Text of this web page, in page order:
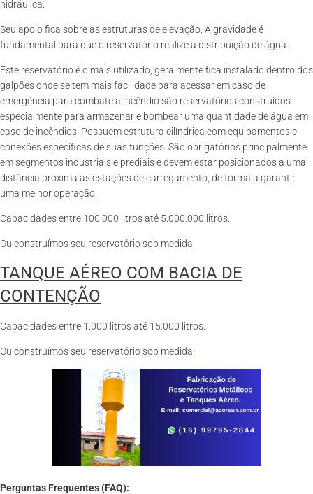
hidráulica.
Seu apoio fica sobre as estruturas de elevação. A gravidade é
fundamental para que o reservatório realize a distribuição de água.
Este reservatório é o mais utilizado, geralmente fica instalado dentro dos
galpões onde se tem mais facilidade para acessar em caso de
emergência para combate a incêndio são reservatórios construídos
especialmente para armazenar e bombear uma quantidade de água em
caso de incêndios. Possuem estrutura cilíndrica com equipamentos e
conexões específicas de suas funções. São obrigatórios principalmente
em segmentos industriais e prediais e devem estar posicionados a uma
distância próxima às estações de carregamento, de forma a garantir
uma melhor operação.
Capacidades entre 100.000 litros até 5.000.000 litros.
Ou construímos seu reservatório sob medida.
TANQUE AÉREO COM BACIA DE
CONTENÇÃO
Capacidades entre 1.000 litros até 15.000 litros.
Ou construímos seu reservatório sob medida.
Perguntas Frequentes (FAQ):